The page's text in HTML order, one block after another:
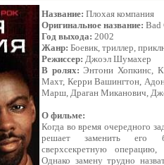
Название: Плохая компания
Оригинальное название: Bad
Год выхода: 2002
Жанр: Боевик, триллер,
Режиссер: Джоэл Шумахер
В ролях: Энтони Хопкинс,
Махт, Керри Вашингтон,
Марш, Драган Миканович,
О фильме:
Когда во время очередного
решает заменить его
сверхсекретную
Однако замену трудно